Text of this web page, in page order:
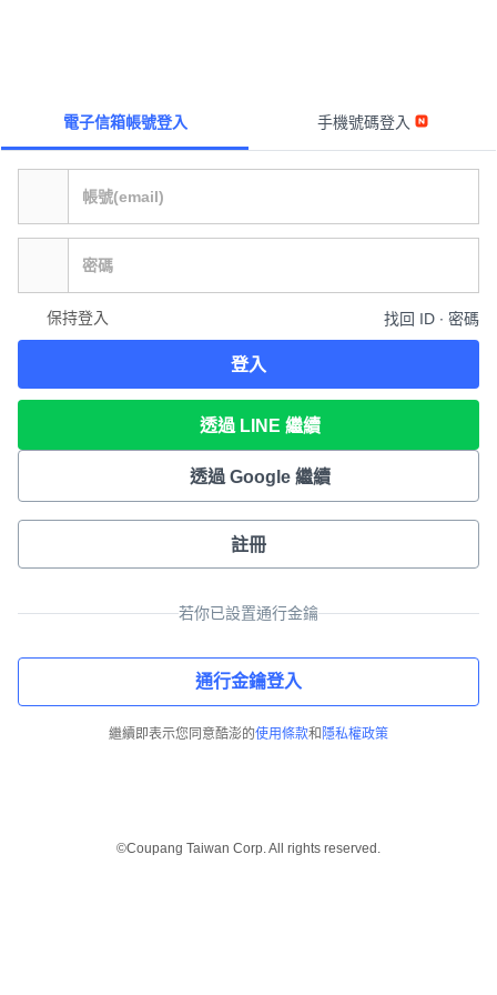
電子信箱帳號登入 手機號碼登入
保持登入 找回 ID ∙ 密碼
登入
透過 LINE 繼續
透過 Google 繼續
註冊
若你已設置通行金鑰
通行金鑰登入
繼續即表示您同意酷澎的使用條款和 隱私權政策
©Coupang Taiwan Corp. All rights reserved.